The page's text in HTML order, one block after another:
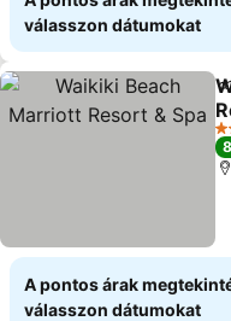
válasszon dátumokat
4
A pontos árak
válasszon dátumokat